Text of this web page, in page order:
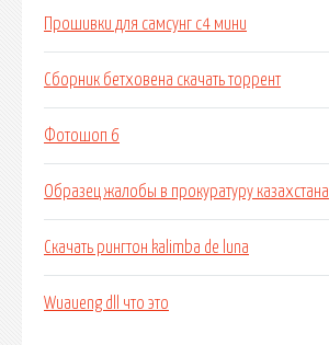
Прошивки для самсунг с4 мини
Сборник бетховена скачать торрент
Фотошоп 6
Образец жалобы в прокуратуру казахстана
Скачать рингтон kalimba de luna
Wuaueng dll что это